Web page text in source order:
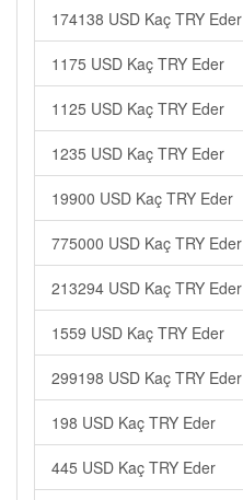
174138 USD Kaç TRY Eder
1175 USD Kaç TRY Eder
1125 USD Kaç TRY Eder
1235 USD Kaç TRY Eder
19900 USD Kaç TRY Eder
775000 USD Kaç TRY Eder
213294 USD Kaç TRY Eder
1559 USD Kaç TRY Eder
299198 USD Kaç TRY Eder
198 USD Kaç TRY Eder
445 USD Kaç TRY Eder